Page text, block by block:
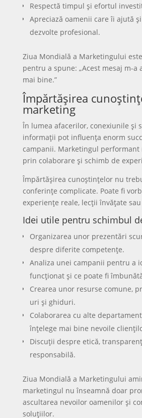
Respectă timpul și efortul
Apreciază oamenii care îi ajută
dezvolte profesional.
Ziua Mondială a Marketingului
pentru a spune: „Acest mesaj m-a
mai bine.”
Împărtășirea
marketing
În lumea afacerilor, conexiunile și
informații pot influența enorm
campanii. Marketingul performant
prin colaborare și schimb de
Împărtășirea cunoștințelor nu
conferințe complicate. Poate fi
experiențe reale, lecții învățate
Idei utile pentru schimbul
Organizarea unor prezentări
despre diferite competențe.
Analiza unei campanii pentru a
funcționat și ce poate fi
Crearea unor resurse comune,
uri și ghiduri.
Colaborarea cu alte
înțelege mai bine nevoile
Discuții despre etică,
responsabilă.
Ziua Mondială a Marketingului
marketingul nu înseamnă doar
ascultarea nevoilor oamenilor și
soluțiilor.